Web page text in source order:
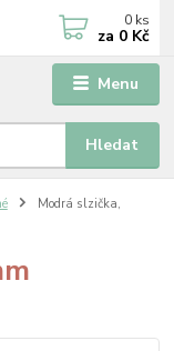
Menu
Hledat
0 ks
za 0 Kč
Modrá slzička,